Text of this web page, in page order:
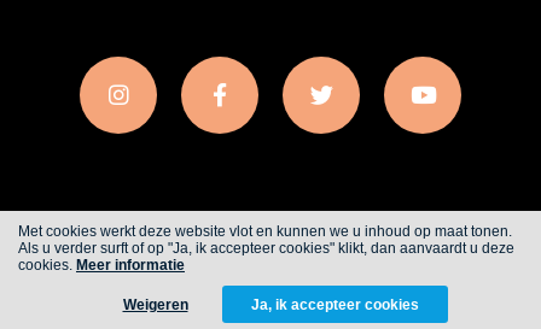
Cookies Privacy
FROM ALWAYS AWAKE
Met cookies werkt deze website vlot en kunnen we u inhoud op maat tonen.
Als u verder surft of op "Ja, ik accepteer cookies" klikt, dan aanvaardt u deze
cookies. Meer informatie
Weigeren Ja, ik accepteer cookies